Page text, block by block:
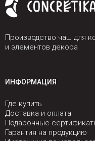
Производство чаш для
и элементов декора
ИНФОРМАЦИЯ
Где купить
Доставка и оплата
Подарочные
Гарантия на продукцию